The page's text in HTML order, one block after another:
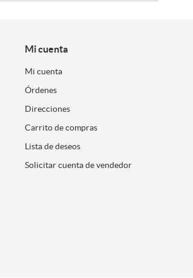
Mi cuenta
Mi cuenta
Órdenes
Direcciones
Carrito de compras
Lista de deseos
Solicitar cuenta de vendedor